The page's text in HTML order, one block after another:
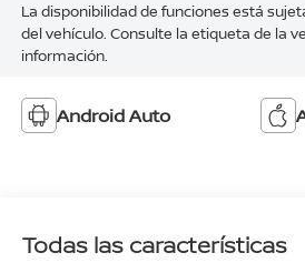
La disponibilidad de funciones está
del vehículo. Consulte la etiqueta de la
información.
Android Auto
Todas las características